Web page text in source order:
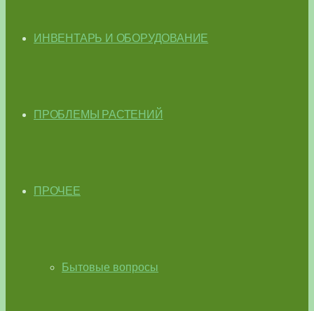
ИНВЕНТАРЬ И ОБОРУДОВАНИЕ
ПРОБЛЕМЫ РАСТЕНИЙ
ПРОЧЕЕ
Бытовые вопросы